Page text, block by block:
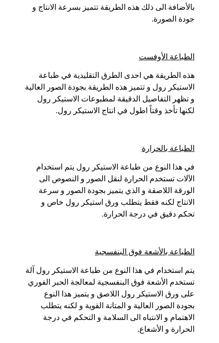
بالأضافة الى ذلك هذه الطريقة تتميز بسرعة الانتاج و
جودة الصورة.
الطباعة الأوفست
هذه الطريقة هي احدى الطرق التقليدية في طباعة
الاستيكر رول و تتميز هذه الطريقة بجودة الصور العالية
و تظهر التفاصيل الدقيقة لمطبوعات الاستيكر رول
لكنها تأخذ وقتاً اطول في انتاج الاستيكر رول.
الطباعة بالحرارة
في هذا النوع من طباعة الاستيكر رول يتم استخدام
الآلات تستخدم الحرارة لنقل الصور و النصوص الى
الورقة اللاصقة و الذي يتميز بجودة الصور و سرعة
الانتاج لكنه فقط يتطلب ورق استيكر رول خاص و
تحكم دقيق في درجة الحرارة.
الطباعة بالأشعة فوق البنفسجية
يتم استخدام في هذا النوع من طباعة الاستيكر رول آلة
تستخدم الأشعة فوق البنفسجية لمعالجة الحبر الفوري
على ورق الاستيكر رول اللاصق و يتميز هذا النوع
بجودة الصور العالية و المتانة القوية و لكنه يتطلب
الاهتمام و الانتباه الى السلامة و التحكم في درجة
الحرارة و الأشعاع.